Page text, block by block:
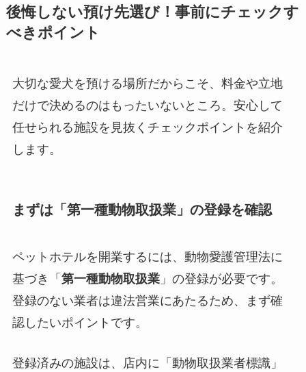
後悔しない預け先選び！事前にチェックす
べきポイント
大切な愛犬を預ける場所だからこそ、料金や立地
だけで決めるのはもったいないところ。安心して
任せられる施設を見抜くチェックポイントを紹介
します。
まずは「第一種動物取扱業」の登録を確認
ペットホテルを開業するには、動物愛護管理法に
基づき「 第一種動物取扱業」の登録が必要です。
登録のない業者は違法営業にあたるため、まず確
認したいポイントです。
登録済みの施設は、店内に「動物取扱業者標識」